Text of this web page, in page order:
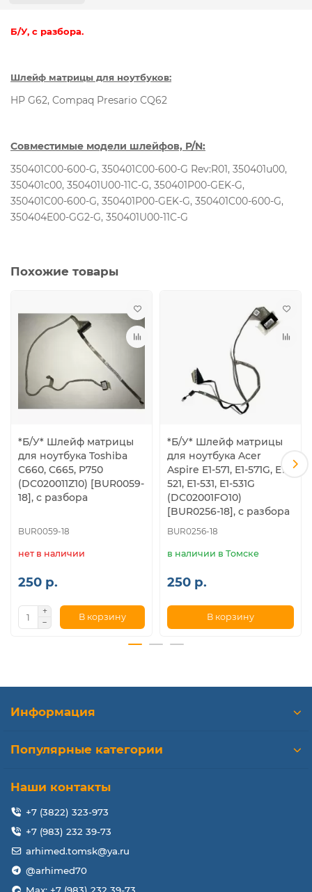
Б/У, с разбора.
Шлейф матрицы для ноутбуков:
HP G62, Compaq Presario CQ62
Совместимые модели шлейфов, P/N:
350401С00-600-G, 350401С00-600-G Rev:R01, 350401u00,
350401c00, 350401U00-11C-G, 350401P00-GEK-G,
350401C00-600-G, 350401P00-GEK-G, 350401C00-600-G,
350404E00-GG2-G, 350401U00-11C-G
Похожие товары
*Б/У* Шлейф матрицы
для ноутбука Toshiba
C660, C665, P750
(DC020011Z10) [BUR0059-
18], с разбора
BUR0059-18
нет в наличии
250 р.
В корзину
*Б/У* Шлейф матрицы
для ноутбука Acer
Aspire E1-571, E1-571G, E1-
521, E1-531, E1-531G
(DC02001FO10)
[BUR0256-18], с разбора
BUR0256-18
в наличии в Томске
250 р.
В корзину
Информация
Популярные категории
Наши контакты
+7 (3822) 323-973
+7 (983) 232 39-73
arhimed.tomsk@ya.ru
@arhimed70